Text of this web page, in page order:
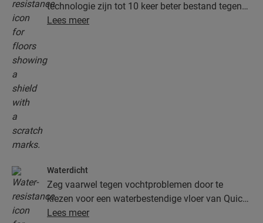
technologie zijn tot 10 keer beter bestand tegen
krassen dan vloeren zonder Scratch Guard.
Lees meer
Waterdicht
Zeg vaarwel tegen vochtproblemen door te
kiezen voor een waterbestendige vloer van Quick-
Step. Deze vloeren zien er niet alleen uitzonderlijk
Lees meer